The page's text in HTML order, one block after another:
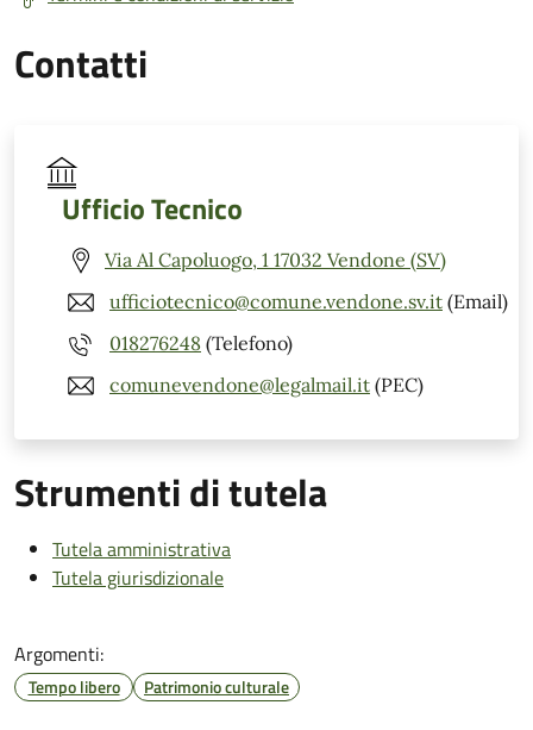
Contatti
Ufficio Tecnico
Via Al Capoluogo, 1 17032 Vendone (SV)
ufficiotecnico@comune.vendone.sv.it (Email)
018276248 (Telefono)
comunevendone@legalmail.it (PEC)
Strumenti di tutela
Tutela amministrativa
Tutela giurisdizionale
Argomenti:
Tempo libero Patrimonio culturale